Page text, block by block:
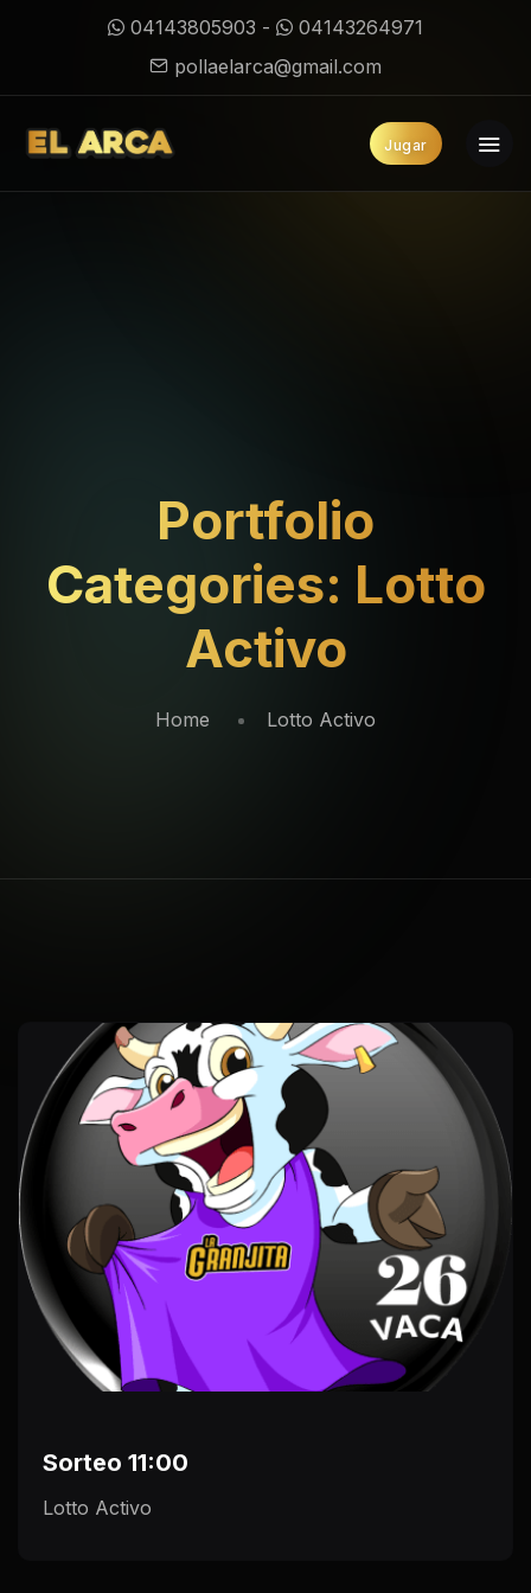
04143805903 -
04143264971
pollaelarca@gmail.com
Jugar
Portfolio
Categories: Lotto
Activo
Home Lotto Activo
Sorteo 11:00
Lotto Activo